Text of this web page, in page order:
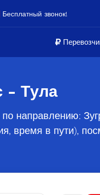
Бесплатный звонок!
- Тула
направлению:
время в пути),